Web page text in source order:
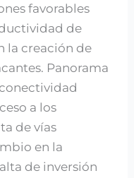
favorables
de
la creación de
Panorama
a los
de vías
en la
de inversión